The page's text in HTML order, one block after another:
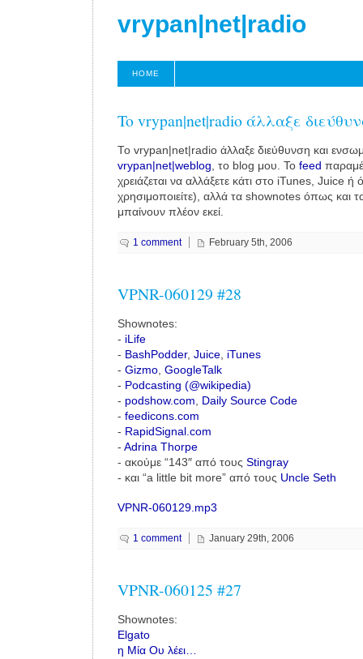
vrypan|net|radio
HOME
To vrypan|net|radio άλλαξε
Το vrypan|net|radio άλλαξε διεύθυνση και
vrypan|net|weblog, το blog μου. To feed
χρειάζεται να αλλάξετε κάτι στο iTunes, Juice
χρησιμοποιείτε), αλλά τα shownotes όπως και
μπαίνουν πλέον εκεί.
1 comment February 5th, 2006
VPNR-060129 #28
Shownotes:
- iLife
- BashPodder, Juice, iTunes
- Gizmo, GoogleTalk
- Podcasting (@wikipedia)
- podshow.com, Daily Source Code
- feedicons.com
- RapidSignal.com
- Adrina Thorpe
- ακούμε “143″ από τους Stingray
- και “a little bit more” από τους Uncle Seth
VPNR-060129.mp3
1 comment January 29th, 2006
VPNR-060125 #27
Shownotes:
Elgato
η Μία Ου λέει…